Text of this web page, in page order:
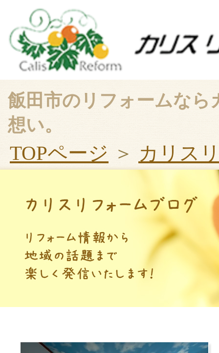
飯田市のリフォームな
想い。
TOPページ ＞ カリス